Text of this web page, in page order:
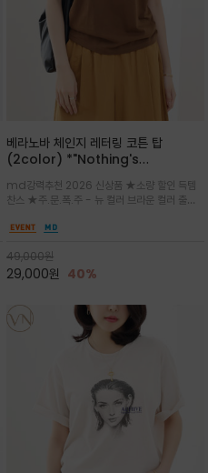
베라노바 체인지 레터링 코튼 탑
(2color) *"Nothing's
도 일어나지않는것/감각적인 레터링 프
린팅이 돋보이는 베라노바 티셔츠
md강력추천 2026 신상품 ★소량 할인 득템
찬스 ★주.문.폭.주 - 뉴 컬러 브라운 컬러 출시~
무드를 만들고 기본 베이스의 컬러감이라 출근시
럽고 유연한 코튼 소재로 편안
49,000원
29,000원 40%